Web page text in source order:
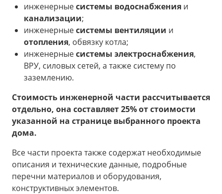
инженерныесистемы водоснабжения и
канализации;
инженерныесистемы вентиляции и
отопления, обвязку котла;
инженерныесистемы электроснабжения,
ВРУ, силовых сетей, а также систему по
заземлению.
Стоимость инженерной части рассчитывается
отдельно, она составляет 25% от стоимости
указанной на странице выбранного проекта
дома.
Все части проекта также содержат необходимые
описания и технические данные, подробные
перечни материалов и оборудования,
конструктивных элементов.